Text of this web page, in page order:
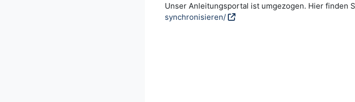
Unser Anleitungsportal ist umgezogen. Hier finden
synchronisieren/